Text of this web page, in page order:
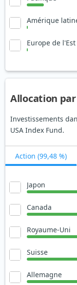
Amérique
Europe de l'Est
Allocation
Investissements
USA Index Fund.
Action (99,48 %)
Japon
Canada
Royaume-Uni
Suisse
Allemagne